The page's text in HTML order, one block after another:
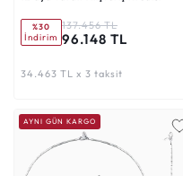
%30
İndirim
137.456 TL
96.148 TL
34.463 TL x 3 taksit
AYNI GÜN KARGO